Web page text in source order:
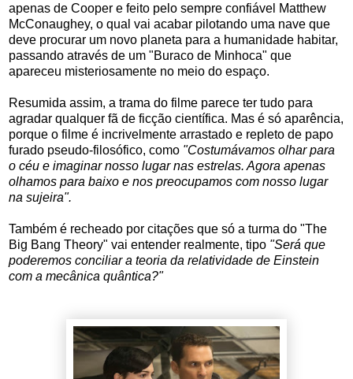
apenas de Cooper e feito pelo sempre confiável Matthew
McConaughey, o qual vai acabar pilotando uma nave que
deve procurar um novo planeta para a humanidade habitar,
passando através de um "Buraco de Minhoca" que
apareceu misteriosamente no meio do espaço.
Resumida assim, a trama do filme parece ter tudo para
agradar qualquer fã de ficção científica. Mas é só aparência,
porque o filme é incrivelmente arrastado e repleto de papo
furado pseudo-filosófico, como "Costumávamos olhar para
o céu e imaginar nosso lugar nas estrelas. Agora apenas
olhamos para baixo e nos preocupamos com nosso lugar
na sujeira".
Também é recheado por citações que só a turma do "The
Big Bang Theory" vai entender realmente, tipo "Será que
poderemos conciliar a teoria da relatividade de Einstein
com a mecânica quântica?"